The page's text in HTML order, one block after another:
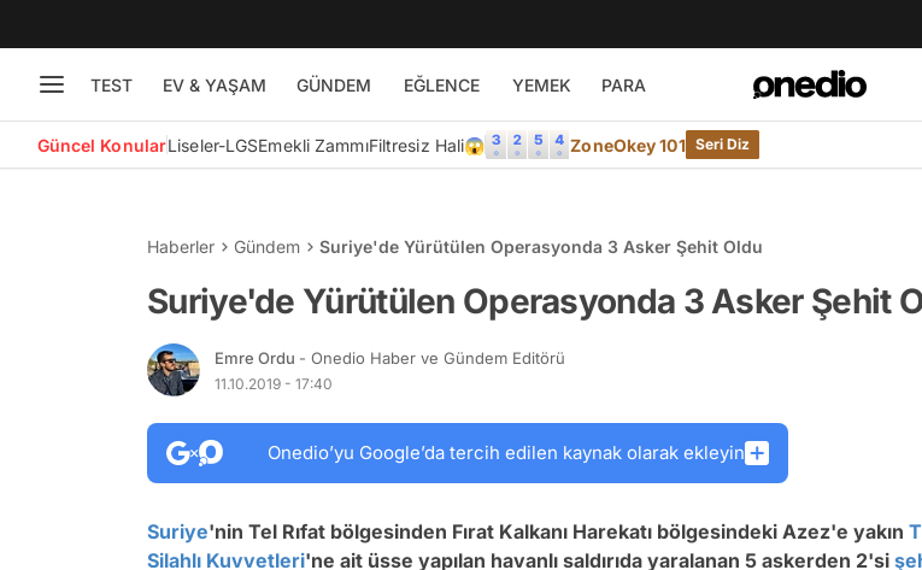
TEST EV & YAŞAM GÜNDEM EĞLENCE YEMEK PARA
Güncel KonularLiseler-LGSEmekli ZammıFiltresiz Hali😱 ZoneOkey 101 Seri Diz
Haberler Gündem Suriye'de Yürütülen Operasyonda 3 Asker Şehit Oldu
Suriye'de Yürütülen Operasyonda 3 Asker Şehit
Emre Ordu - Onedio Haber ve Gündem Editörü
11.10.2019 - 17:40
Onedio’yu Google’da tercih edilen kaynak olarak ekleyin
Suriye'nin Tel Rıfat bölgesinden Fırat Kalkanı Harekatı bölgesindeki Azez'e yakın
Silahlı Kuvvetleri'ne ait üsse yapılan havanlı saldırıda yaralanan 5 askerden 2'si